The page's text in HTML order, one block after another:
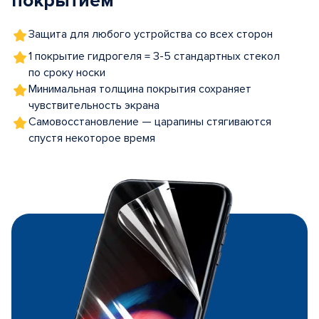
Защита для любого устройства со всех сторон
1 покрытие гидрогеля = 3-5 стандартных стекол
по сроку носки
Минимальная толщина покрытия сохраняет
чувствительность экрана
Самовосстановление — царапины стягиваются
спустя некоторое время